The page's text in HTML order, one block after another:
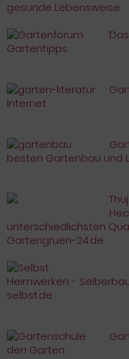
gesunde Lebensweise
Gartentipps
Internet
besten Gartenbau und
unterschiedlichsten
Gartengruen-24.de
Heimwerken -
selbst.de
den Garten